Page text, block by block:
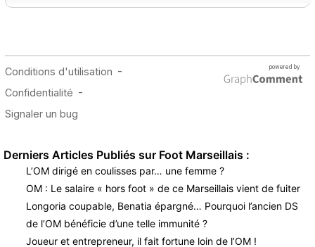
Derniers Articles Publiés sur Foot Marseillais :
L’OM dirigé en coulisses par… une femme ?
OM : Le salaire « hors foot » de ce Marseillais vient de fuiter
Longoria coupable, Benatia épargné… Pourquoi l’ancien DS
de l’OM bénéficie d’une telle immunité ?
Joueur et entrepreneur, il fait fortune loin de l’OM !